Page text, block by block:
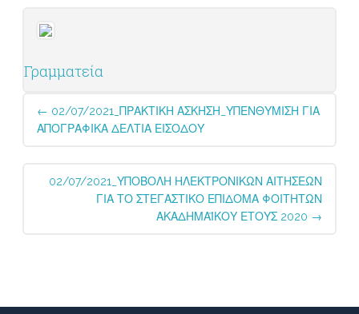
Γραμματεία
Post
navigation
← 02/07/2021_ΠΡΑΚΤΙΚΗ ΑΣΚΗΣΗ_ΥΠΕΝΘΥΜΙΣΗ ΓΙΑ
ΑΠΟΓΡΑΦΙΚΑ ΔΕΛΤΙΑ ΕΙΣΟΔΟΥ
02/07/2021_ΥΠΟΒΟΛΗ ΗΛΕΚΤΡΟΝΙΚΩΝ ΑΙΤΗΣΕΩΝ
ΓΙΑ ΤΟ ΣΤΕΓΑΣΤΙΚΟ ΕΠΙΔΟΜΑ ΦΟΙΤΗΤΩΝ
ΑΚΑΔΗΜΑΪΚΟΥ ΕΤΟΥΣ 2020 →